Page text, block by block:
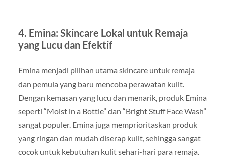
4. Emina: Skincare Lokal untuk Remaja
yang Lucu dan Efektif
Emina menjadi pilihan utama skincare untuk remaja
dan pemula yang baru mencoba perawatan kulit.
Dengan kemasan yang lucu dan menarik, produk Emina
seperti “Moist in a Bottle” dan “Bright Stuff Face Wash”
sangat populer. Emina juga memprioritaskan produk
yang ringan dan mudah diserap kulit, sehingga sangat
cocok untuk kebutuhan kulit sehari-hari para remaja.